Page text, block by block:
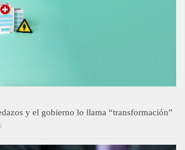
y el gobierno lo llama “transformación”